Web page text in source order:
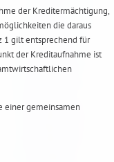
der Kreditermächtigung,
die daraus
1 gilt entsprechend für
der Kreditaufnahme ist
einer gemeinsamen